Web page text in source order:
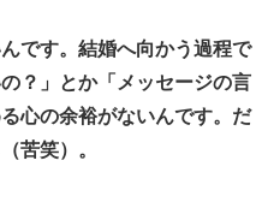
です。結婚へ向かう過程で
？」とか「メッセージの言
心の余裕がないんです。だ
苦笑）。